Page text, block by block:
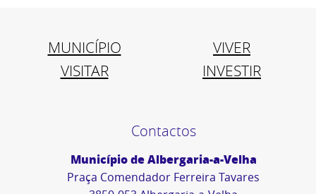
MUNICÍPIO
VIVER
VISITAR
INVESTIR
Contactos
Município de Albergaria-a-Velha
Praça Comendador Ferreira Tavares